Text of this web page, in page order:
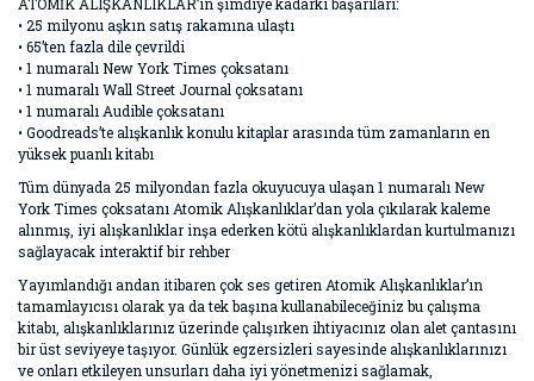
• 25 milyonu aşkın satış rakamına ulaştı
• 65’ten fazla dile çevrildi
• 1 numaralı New York Times çoksatanı
• 1 numaralı Wall Street Journal çoksatanı
• 1 numaralı Audible çoksatanı
• Goodreads’te alışkanlık konulu kitaplar arasında tüm zamanların en
yüksek puanlı kitabı
Tüm dünyada 25 milyondan fazla okuyucuya ulaşan 1 numaralı New
York Times çoksatanı Atomik Alışkanlıklar’dan yola çıkılarak kaleme
alınmış, iyi alışkanlıklar inşa ederken kötü alışkanlıklardan kurtulmanızı
sağlayacak interaktif bir rehber
Yayımlandığı andan itibaren çok ses getiren Atomik Alışkanlıklar’ın
tamamlayıcısı olarak ya da tek başına kullanabileceğiniz bu çalışma
kitabı, alışkanlıklarınız üzerinde çalışırken ihtiyacınız olan alet çantasını
bir üst seviyeye taşıyor. Günlük egzersizleri sayesinde alışkanlıklarınızı
ve onları etkileyen unsurları daha iyi yönetmenizi sağlamak,